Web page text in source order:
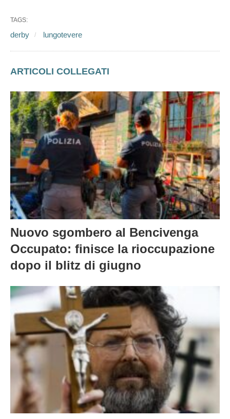
TAGS:
derby lungotevere
ARTICOLI COLLEGATI
Nuovo sgombero al Bencivenga
Occupato: finisce la rioccupazione
dopo il blitz di giugno